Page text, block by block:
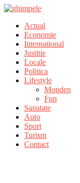
Actual
Economie
International
Justitie
Locale
Politica
Lifestyle
Monden
Fun
Sanatate
Auto
Sport
Turism
Contact